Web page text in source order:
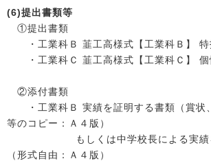
(6)提出書類等
①提出書類
・工業科Ｂ 韮工高様式【工業科Ｂ】 特
・工業科Ｃ 韮工高様式【工業科Ｃ】 個
②添付書類
・工業科Ｂ 実績を証明する書類（賞状
等のコピー：Ａ４版）
もしくは中学校長による実績を
（形式自由：Ａ４版）